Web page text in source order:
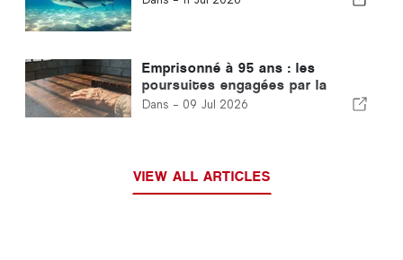
Emprisonné à 95 ans : les
poursuites engagées par la
Corée du Sud contre un chef
Dans - 09 Jul 2026
VIEW ALL ARTICLES